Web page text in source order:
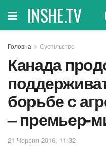
INSHE.TV
Головна Суспільство
Канада
борьбе с
– премьер-
21 Червня 2016, 11:32